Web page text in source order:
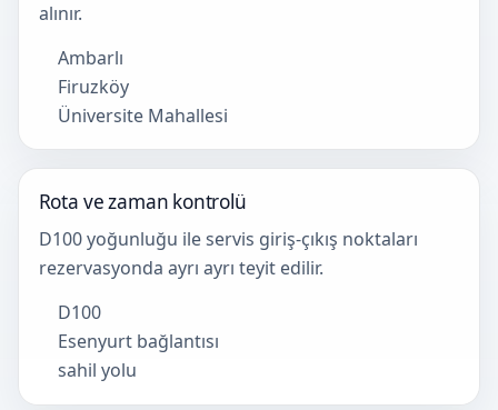
alınır.
Ambarlı
Firuzköy
Üniversite Mahallesi
Rota ve zaman kontrolü
D100 yoğunluğu ile servis giriş-çıkış noktaları
rezervasyonda ayrı ayrı teyit edilir.
D100
Esenyurt bağlantısı
sahil yolu